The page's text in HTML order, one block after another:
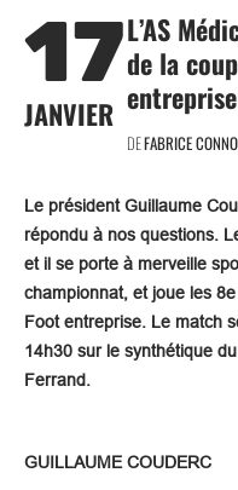
17
JANVIER
L’AS
de la
DEFABRICE
Le président Guillaume
répondu à nos questions.
et il se porte à merveille
championnat, et joue les
Foot entreprise. Le match
14h30 sur le synthétique
Ferrand.
GUILLAUME COUDERC